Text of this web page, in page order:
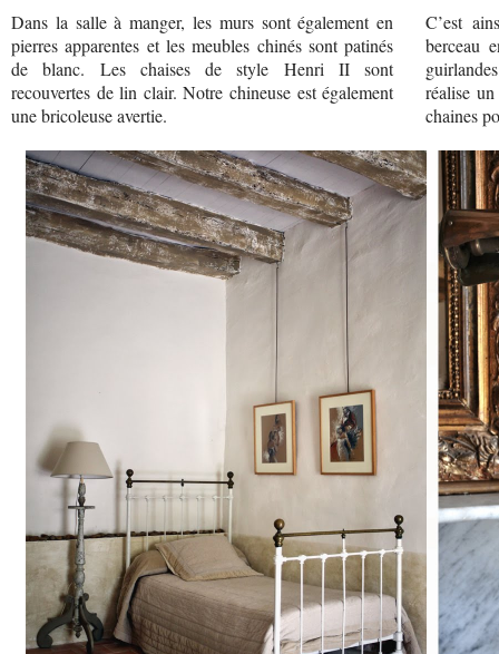
Dans la salle à manger, les murs sont également en
pierres apparentes et les meubles chinés sont patinés
de blanc. Les chaises de style Henri II sont
recouvertes de lin clair. Notre chineuse est également
une bricoleuse avertie.
C’est
berceau
réalise
chaines